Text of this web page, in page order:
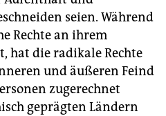
seien. Während
Rechte an ihrem
hat die radikale Rechte
und äußeren Feind
zugerechnet
geprägten Ländern